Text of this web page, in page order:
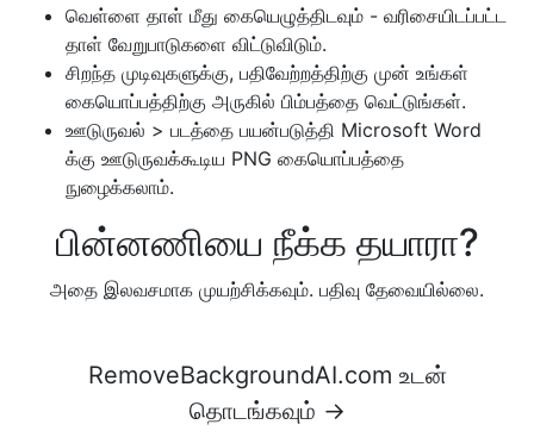
வெள்ளை தாள் மீது கையெழுத்திடவும் - வரிசையிடப்பட்ட
தாள் வேறுபாடுகளை விட்டுவிடும்.
சிறந்த முடிவுகளுக்கு, பதிவேற்றத்திற்கு முன் உங்கள்
கையொப்பத்திற்கு அருகில் பிம்பத்தை வெட்டுங்கள்.
ஊடுருவல் > படத்தை பயன்படுத்தி Microsoft Word
க்கு ஊடுருவக்கூடிய PNG கையொப்பத்தை
நுழைக்கலாம்.
பின்னணியை நீக்க தயாரா?
அதை இலவசமாக முயற்சிக்கவும். பதிவு தேவையில்லை.
RemoveBackgroundAI.com உடன்
தொடங்கவும் →